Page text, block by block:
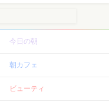
今日の朝
朝カフェ
ビューティ